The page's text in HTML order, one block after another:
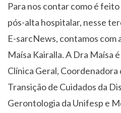
Para nos contar como é
pós-alta hospitalar, nesse
E-sarcNews, contamos com
Maísa Kairalla. A Dra Maísa
Clínica Geral,
Transição de Cuidados da
Gerontologia da Unifesp e